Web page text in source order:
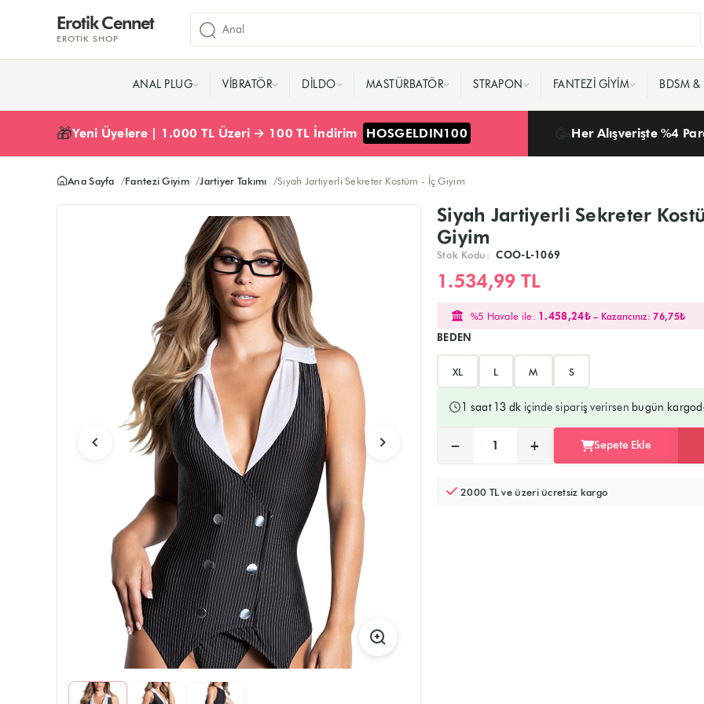
Erotik Cennet
EROTIK SHOP
ANAL PLUG VIBRATÖR DILDO MASTÜRBATÖR STRAPON FANTEZI GIYIM BDSM &
🎁Yeni Üyelere | 1.000 TL Üzeri → 100 TL İndirim HOSGELDIN100 🥳Her Alışverişte %4
Ana Sayfa Fantezi Giyim Jartiyer Takımı Siyah Jartiyerli Sekreter Kostüm - İç Giyim
Siyah Jartiyerli Sekreter
Giyim
Stok Kodu: COO-L-1069
1.534,99 TL
%5 Havale ile: 1.458,24₺– Kazancınız:76,75₺
BEDEN
XL L M S
1 saat 13 dk içinde sipariş verirsen bugün
− + Sepete Ekle
Ürünü sepete ekler, alışverişe devam edebilirsiniz
Doğrudan ödeme sayfasına yönlendirir
2000 TL ve üzeri ücretsiz kargo